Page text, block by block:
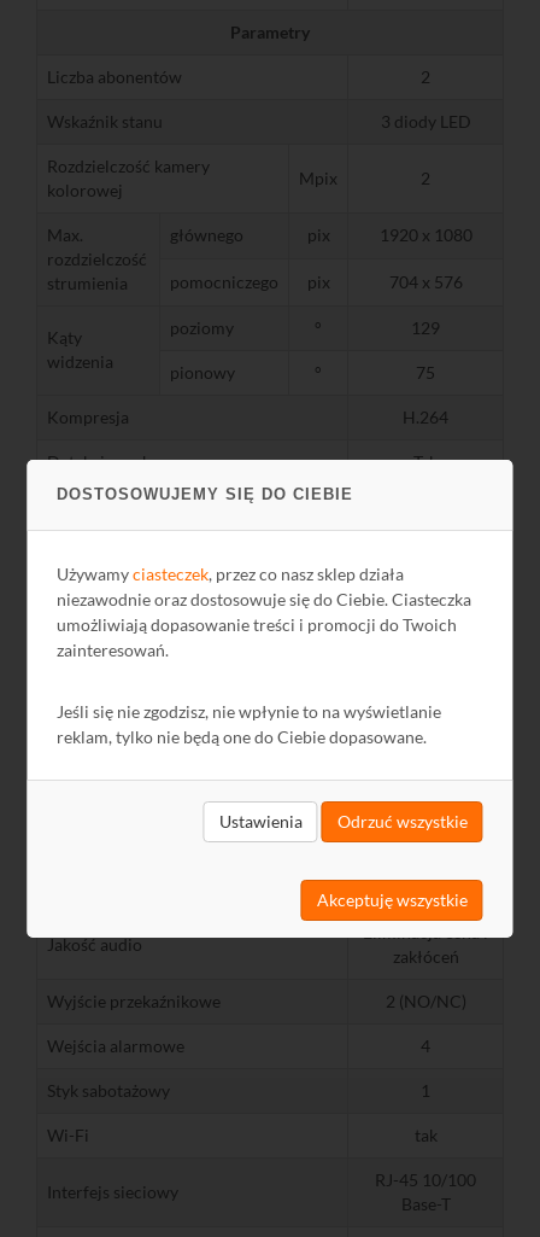
DOSTOSOWUJEMY SIĘ DO CIEBIE
Używamyciasteczek, przez co nasz sklep działa
niezawodnie oraz dostosowuje się do Ciebie. Ciasteczka
umożliwiają dopasowanie treści i promocji do Twoich
zainteresowań.
Jeśli się nie zgodzisz, nie wpłynie to na wyświetlanie
reklam, tylko nie będą one do Ciebie dopasowane.
Ustawienia Odrzuć wszystkie
Akceptuję wszystkie
Parametry
Liczba abonentów 2
Wskaźnik stanu 3 diody LED
Rozdzielczość kamery
kolorowej
Mpix 2
Max.
rozdzielczość
strumienia
głównego pix 1920 x 1080
pomocniczego pix 704 x 576
Kąty
widzenia
poziomy ° 129
pionowy ° 75
Kompresja H.264
Detekcja ruchu Tak
Zasięg oświetlacza
podczerwieni IR
Pozostałe parametry obrazu BLC, DNR, WDR
Wbudowany czytnik tagów Tak
Max. liczba tagów szt 10000
Dwukierunkowe audio Tak
G.711U
kb/s 64
Jakość audio
zakłóceń
Wyjście przekaźnikowe 2 (NO/NC)
Wejścia alarmowe 4
Styk sabotażowy 1
Wi-Fi tak
Interfejs sieciowy
RJ-45 10/100
Base-T